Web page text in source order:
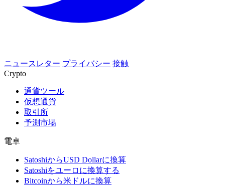
ニュースレター プライバシー 接触
Crypto
通貨ツール
仮想通貨
取引所
予測市場
電卓
SatoshiからUSD Dollarに換算
Satoshiをユーロに換算する
Bitcoinから米ドルに換算